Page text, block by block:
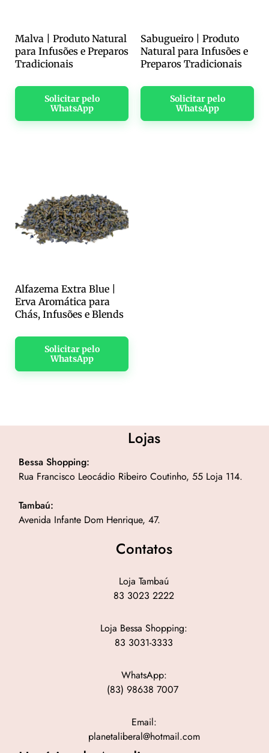
Malva | Produto Natural
para Infusões e Preparos
Tradicionais
Solicitar pelo
WhatsApp
Sabugueiro | Produto
Natural para Infusões e
Preparos Tradicionais
Solicitar pelo
WhatsApp
Alfazema Extra Blue |
Erva Aromática para
Chás, Infusões e Blends
Solicitar pelo
WhatsApp
Lojas
Bessa Shopping:
Rua Francisco Leocádio Ribeiro Coutinho, 55 Loja 114.
Tambaú:
Avenida Infante Dom Henrique, 47.
Contatos
Loja Tambaú
83 3023 2222
Loja Bessa Shopping:
83 3031-3333
WhatsApp:
(83) 98638 7007
Email:
planetaliberal@hotmail.com